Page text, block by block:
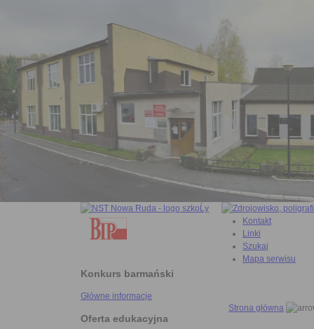
Konkurs barmański
Główne informacje
Oferta edukacyjna
Kontakt
Linki
Szukaj
Mapa serwisu
Strona główna